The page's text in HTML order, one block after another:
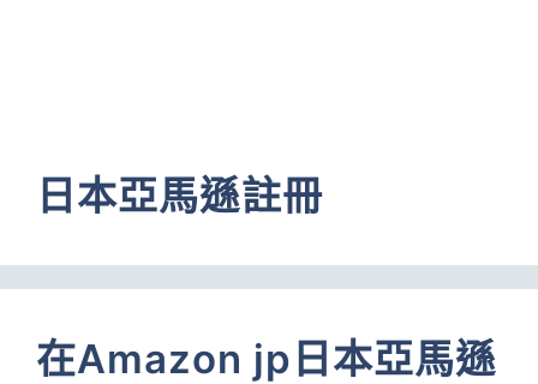
日本亞馬遜註冊
在Amazon jp日本亞馬遜